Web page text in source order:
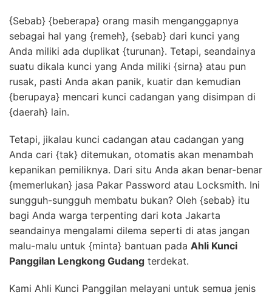
{Sebab} {beberapa} orang masih menganggapnya
sebagai hal yang {remeh}, {sebab} dari kunci yang
Anda miliki ada duplikat {turunan}. Tetapi, seandainya
suatu dikala kunci yang Anda miliki {sirna} atau pun
rusak, pasti Anda akan panik, kuatir dan kemudian
{berupaya} mencari kunci cadangan yang disimpan di
{daerah} lain.
Tetapi, jikalau kunci cadangan atau cadangan yang
Anda cari {tak} ditemukan, otomatis akan menambah
kepanikan pemiliknya. Dari situ Anda akan benar-benar
{memerlukan} jasa Pakar Password atau Locksmith. Ini
sungguh-sungguh membatu bukan? Oleh {sebab} itu
bagi Anda warga terpenting dari kota Jakarta
seandainya mengalami dilema seperti di atas jangan
malu-malu untuk {minta} bantuan pada Ahli Kunci
Panggilan Lengkong Gudang terdekat.
Kami Ahli Kunci Panggilan melayani untuk semua jenis